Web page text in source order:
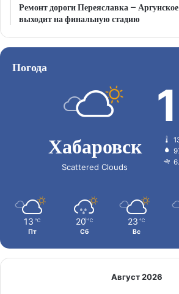
Ремонт дороги Переяславка –
выходит на финальную стадию
Погода
Хабаровск
Scattered Clouds
13 ℃
Пт
20 ℃
Сб
23 ℃
Вс
Август 2026